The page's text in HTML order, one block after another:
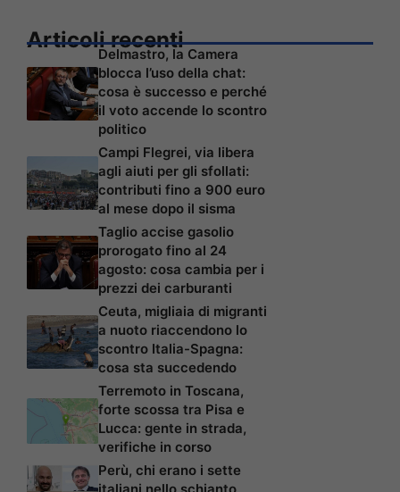
Articoli recenti
Delmastro, la Camera
blocca l’uso della chat:
cosa è successo e perché
il voto accende lo scontro
politico
Campi Flegrei, via libera
agli aiuti per gli sfollati:
contributi fino a 900 euro
al mese dopo il sisma
Taglio accise gasolio
prorogato fino al 24
agosto: cosa cambia per i
prezzi dei carburanti
Ceuta, migliaia di migranti
a nuoto riaccendono lo
scontro Italia-Spagna:
cosa sta succedendo
Terremoto in Toscana,
forte scossa tra Pisa e
Lucca: gente in strada,
verifiche in corso
Perù, chi erano i sette